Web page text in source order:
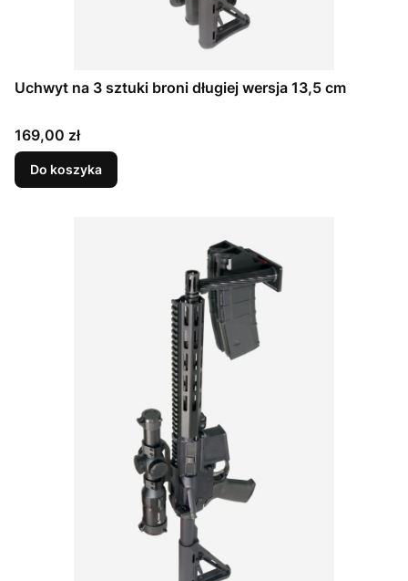
Uchwyt na 3 sztuki broni długiej wersja 13,5 cm
Cena
169,00 zł
Do koszyka